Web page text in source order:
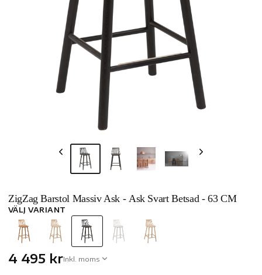
ZigZag Barstol Massiv Ask - Ask Svart Betsad - 63 CM
VÄLJ VARIANT
4 495 krInkl. moms